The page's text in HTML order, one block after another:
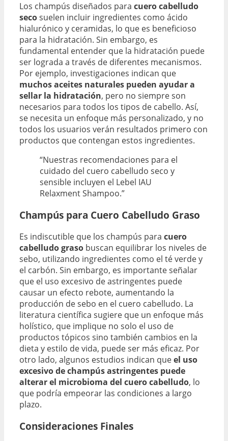
Los champús diseñados para cuero cabelludo
secosuelen incluir ingredientes como ácido
hialurónico y ceramidas, lo que es beneficioso
para la hidratación. Sin embargo, es
fundamental entender que la hidratación puede
ser lograda a través de diferentes mecanismos.
Por ejemplo, investigaciones indican que
muchos aceites naturales pueden ayudar a
sellar la hidratación, pero no siempre son
necesarios para todos los tipos de cabello. Así,
se necesita un enfoque más personalizado, y no
todos los usuarios verán resultados primero con
productos que contengan estos ingredientes.
“Nuestras recomendaciones para el
cuidado del cuero cabelludo seco y
sensible incluyen el Lebel IAU
Relaxment Shampoo.”
Champús para Cuero Cabelludo Graso
Es indiscutible que los champús para cuero
cabelludo graso buscan equilibrar los niveles de
sebo, utilizando ingredientes como el té verde y
el carbón. Sin embargo, es importante señalar
que el uso excesivo de astringentes puede
causar un efecto rebote, aumentando la
producción de sebo en el cuero cabelludo. La
literatura científica sugiere que un enfoque más
holístico, que implique no solo el uso de
productos tópicos sino también cambios en la
dieta y estilo de vida, puede ser más eficaz. Por
otro lado, algunos estudios indican queel uso
excesivo de champús astringentes puede
alterar el microbioma del cuero cabelludo, lo
que podría empeorar las condiciones a largo
plazo.
Consideraciones Finales